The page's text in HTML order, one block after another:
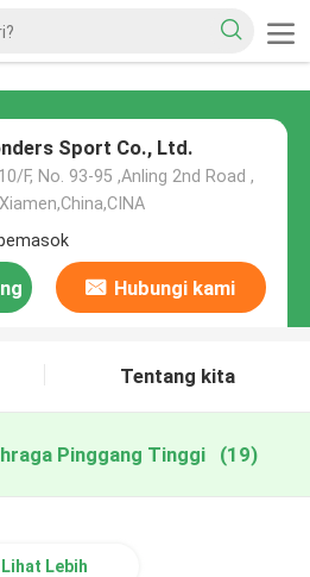
Sport Co., Ltd.
F, No. 93-95 ,Anling 2nd Road ,
Hubungi kami
Tentang kita
Pinggang Tinggi (19)
Lihat Lebih